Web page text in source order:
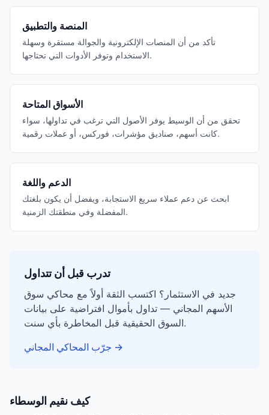
المنصة والتطبيق
تأكد من أن المنصات الإلكترونية والجوالة مستقرة وسهلة
الاستخدام وتوفر الأدوات التي تحتاجها.
الأسواق المتاحة
تحقق من أن الوسيط يوفر الأصول التي ترغب في تداولها، سواء
كانت أسهم، صناديق مؤشرات، فوركس، أو عملات رقمية.
الدعم واللغة
ابحث عن دعم عملاء سريع الاستجابة، ويفضل أن يكون بلغتك
المفضلة وفي منطقتك الزمنية.
تدرب قبل أن تتداول
جديد في الاستثمار؟ اكتسب الثقة أولاً مع محاكي سوق
الأسهم المجاني — تداول بأموال افتراضية على بيانات
السوق الحقيقية قبل المخاطرة بأي سنت.
جرّب المحاكي المجاني →
كيف نقيم الوسطاء